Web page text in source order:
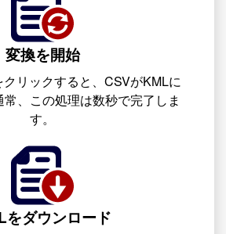
変換を開始
クリックすると、CSVがKMLに
、この処理は数秒で完了しま
す。
をダウンロード